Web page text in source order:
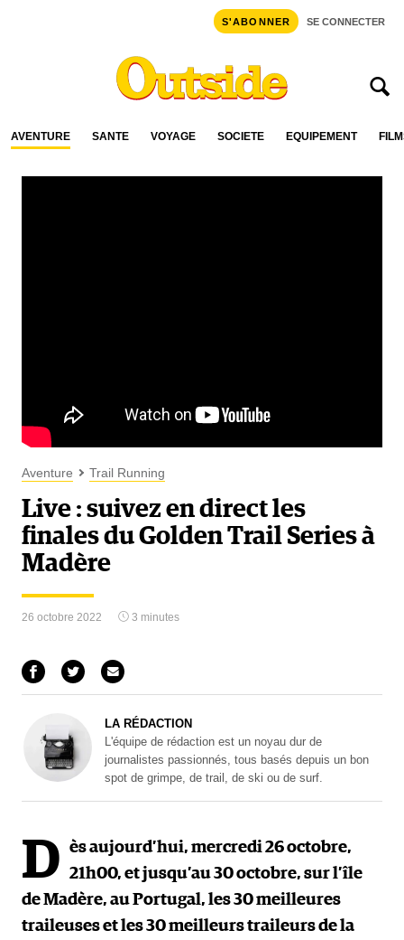
S'ABONNER SE CONNECTER
AVENTURE SANTÉ VOYAGE SOCIÉTÉ ÉQUIPEMENT
Aventure Trail Running
Live : suivez en direct les
finales du Golden Trail Series à
Madère
26 octobre 2022 3 minutes
LA RÉDACTION
L'équipe de rédaction est un noyau dur de
journalistes passionnés, tous basés depuis un bon
spot de grimpe, de trail, de ski ou de surf.
D ès aujourd’hui, mercredi 26 octobre,
21h00, et jusqu’au 30 octobre, sur l’île
de Madère, au Portugal, les 30 meilleures
traileuses et les 30 meilleurs traileurs de la